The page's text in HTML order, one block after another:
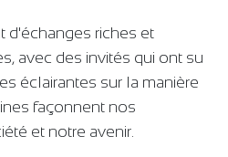
d'échanges riches et
avec des invités qui ont su
éclairantes sur la manière
façonnent nos
et notre avenir.